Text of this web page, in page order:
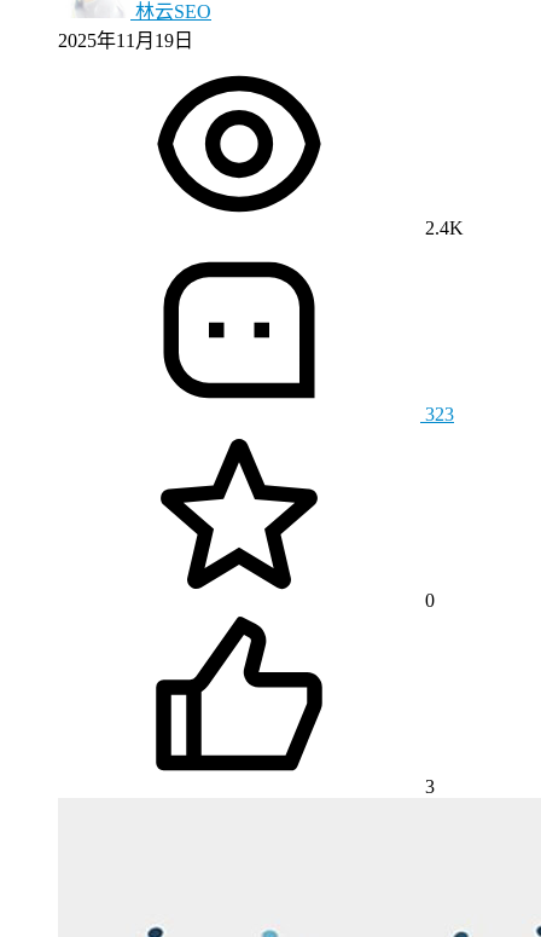
林云SEO
2025年11月19日
2.4K
323
0
3